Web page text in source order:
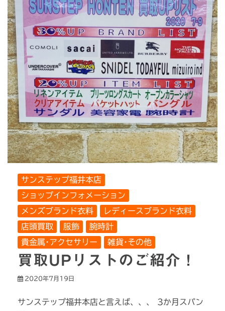
サンステップ福井本店
ショップインフォメーション
メンズブランド衣料
レディースブランド衣料
店頭買取
服飾
腕時計
貴金属･アクセサリー
雑貨･その他
買取UPリストのご紹介！
2020年7月19日
サンステップ福井本店と言えば、、、 3か月スパン